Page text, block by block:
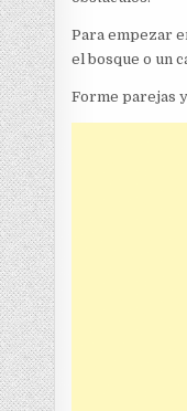
Para empezar
el bosque o un
Forme parejas